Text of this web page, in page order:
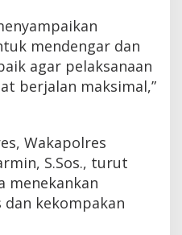
mendengar dan
agar pelaksanaan
berjalan maksimal,”
Wakapolres
S.Sos., turut
menekankan
kekompakan